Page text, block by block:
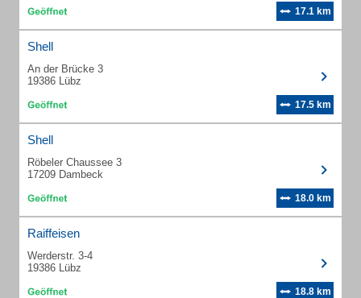
17.1 km
Shell
An der Brücke 3
19386 Lübz
17.5 km
Shell
Röbeler Chaussee 3
17209 Dambeck
18.0 km
Raiffeisen
Werderstr. 3-4
19386 Lübz
18.8 km